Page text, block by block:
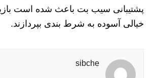
پشتیبانی سیب بت باعث شده است
خیالی آسوده به شرط بندی بپردازند.
sibche